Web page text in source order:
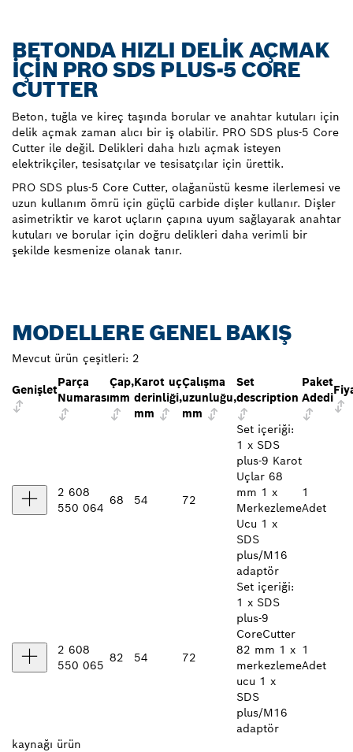
BETONDA HIZLI DELIK AÇMAK
IÇIN PRO SDS PLUS-5 CORE
CUTTER
Beton, tuğla ve kireç taşında borular ve anahtar kutuları için
delik açmak zaman alıcı bir iş olabilir. PRO SDS plus-5 Core
Cutter ile değil. Delikleri daha hızlı açmak isteyen
elektrikçiler, tesisatçılar ve tesisatçılar için ürettik.
PRO SDS plus-5 Core Cutter, olağanüstü kesme ilerlemesi ve
uzun kullanım ömrü için güçlü carbide dişler kullanır. Dişler
asimetriktir ve karot uçların çapına uyum sağlayarak anahtar
kutuları ve borular için doğru delikleri daha verimli bir
şekilde kesmenize olanak tanır.
MODELLERE GENEL BAKIŞ
Mevcut ürün çeşitleri: 2
Genişlet
Parça
Numarası
Çap,
mm
Karot uç
derinliği,
mm
Çalışma
uzunluğu,
mm
Set
description
Paket
Adedi
2 608
550 064
68 54 72
Set içeriği:
1 x SDS
plus-9 Karot
Uçlar 68
mm 1 x
Merkezleme
Ucu 1 x
SDS
plus/M16
adaptör
1
Adet
2 608
550 065
82 54 72
Set içeriği:
1 x SDS
plus-9
CoreCutter
82 mm 1 x
merkezleme
ucu 1 x
SDS
plus/M16
adaptör
1
Adet
kaynağı ürün